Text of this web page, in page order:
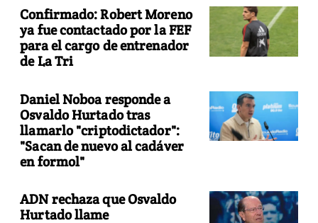
Confirmado: Robert Moreno
ya fue contactado por la FEF
para el cargo de entrenador
de La Tri
Daniel Noboa responde a
Osvaldo Hurtado tras
llamarlo "criptodictador":
"Sacan de nuevo al cadáver
en formol"
ADN rechaza que Osvaldo
Hurtado llame